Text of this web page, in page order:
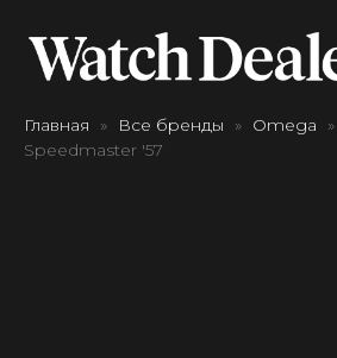
Главная Все бренды Omega
Speedmaster '57